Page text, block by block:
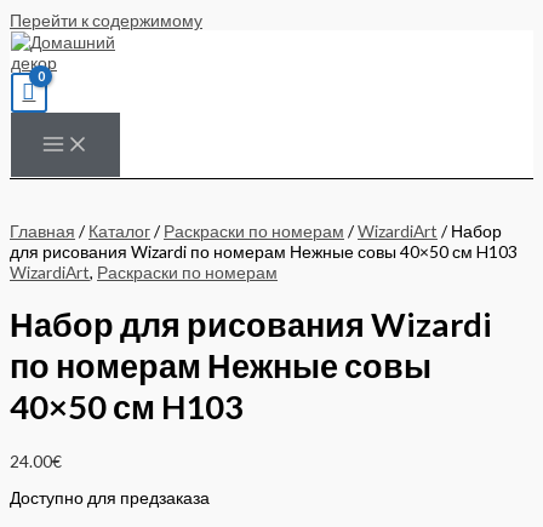
Перейти к содержимому
Главная / Каталог/ Раскраски по номерам /WizardiArt / Набор
для рисования Wizardi по номерам Нежные совы 40×50 см H103
WizardiArt, Раскраски по номерам
Набор для рисования Wizardi
по номерам Нежные совы
40×50 см H103
24.00€
Доступно для предзаказа